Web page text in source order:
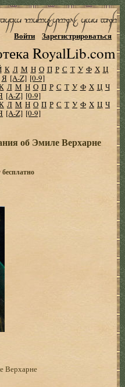
RoyalLib.com
Войти Зарегистрироваться
К Л М Н О П Р С Т У Ф Х Ц
Я [A-Z] [0-9]
Л М Н О П Р С Т У Ф Х Ц Ч
[A-Z] [0-9]
Л М Н О П Р С Т У Ф Х Ц Ч
[A-Z] [0-9]
об Эмиле Верхарне
Верхарне